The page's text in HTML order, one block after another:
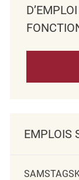
EMPLOIS